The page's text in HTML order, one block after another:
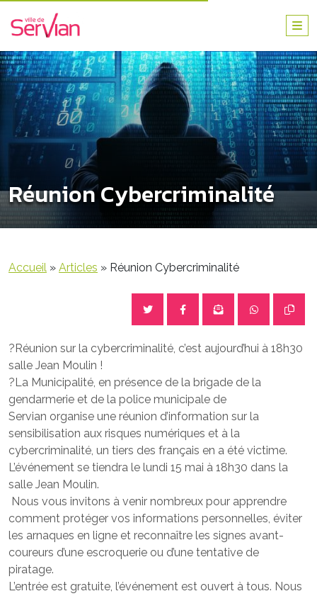
Réunion Cybercriminalité
Accueil » Articles » Réunion Cybercriminalité
?Réunion sur la cybercriminalité, c’est aujourd’hui à 18h30
salle Jean Moulin !
?La Municipalité, en présence de la brigade de la
gendarmerie et de la police municipale de
Servian organise une réunion d’information sur la
sensibilisation aux risques numériques et à la
cybercriminalité, un tiers des français en a été victime.
L’événement se tiendra le lundi 15 mai à 18h30 dans la
salle Jean Moulin.
Nous vous invitons à venir nombreux pour apprendre
comment protéger vos informations personnelles, éviter
les arnaques en ligne et reconnaître les signes avant-
coureurs d’une escroquerie ou d’une tentative de
piratage.
L’entrée est gratuite, l’événement est ouvert à tous. Nous